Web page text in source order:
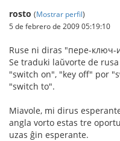
rosto (Mostrar perfil)
5 de febrero de 2009 05:19:10
Ruse ni diras "пере-ключ-
Se traduki laŭvorte de
"switch on", "key off" por
"switch to".
Miavole, mi dirus
angla vorto estas tre
uzas ĝin esperante.